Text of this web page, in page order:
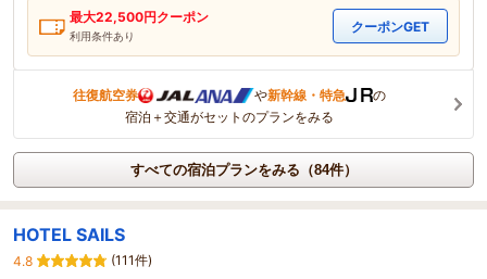
最大22,500円クーポン
利用条件あり
クーポンGET
往復航空券 や新幹線・特急
の
宿泊＋交通がセットのプランをみる
すべての宿泊プランをみる（84件）
HOTEL SAILS
4.8
(111件)